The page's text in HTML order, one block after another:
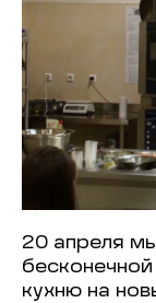
20 апреля
кухню на